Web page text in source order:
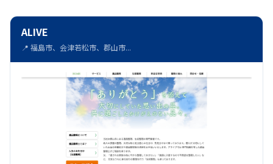
ALIVE
📍 福島市、会津若松市、郡山市...